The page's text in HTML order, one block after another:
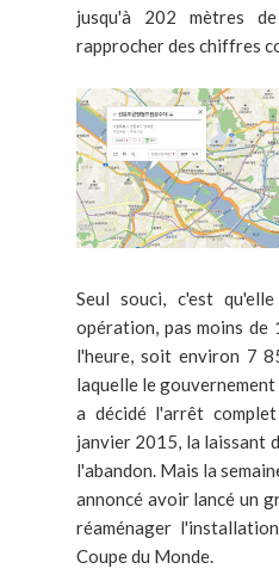
jusqu'à 202 mètres
rapprocher des chiffres
Seul souci, c'est
opération, pas moins de
l'heure, soit environ 7
laquelle le
a décidé l'arrêt
janvier 2015, la laissant
l'abandon. Mais la
annoncé avoir lancé un
réaménager
Coupe du Monde.